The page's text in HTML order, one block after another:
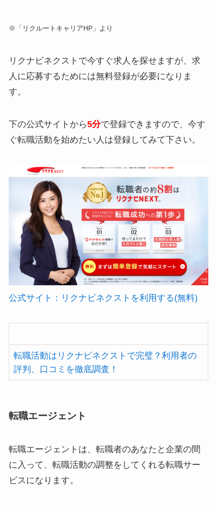
※「リクルートキャリアHP」より
リクナビネクストで今すぐ求人を探せますが、求
人に応募するためには無料登録が必要になりま
す。
下の公式サイトから5分で登録できますので、今す
ぐ転職活動を始めたい人は登録してみて下さい。
公式サイト：リクナビネクストを利用する(無料)
転職活動はリクナビネクストで完璧？利用者の
評判、口コミを徹底調査！
転職エージェント
転職エージェントは、転職者のあなたと企業の間
に入って、転職活動の調整をしてくれる転職サー
ビスになります。